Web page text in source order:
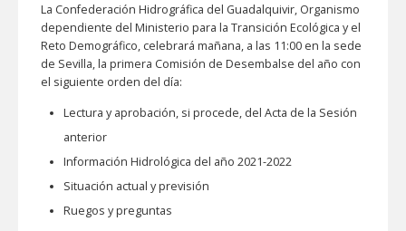
La Confederación Hidrográfica del Guadalquivir, Organismo
dependiente del Ministerio para la Transición Ecológica y el
Reto Demográfico, celebrará mañana, a las 11:00 en la sede
de Sevilla, la primera Comisión de Desembalse del año con
el siguiente orden del día:
Lectura y aprobación, si procede, del Acta de la Sesión
anterior
Información Hidrológica del año 2021-2022
Situación actual y previsión
Ruegos y preguntas